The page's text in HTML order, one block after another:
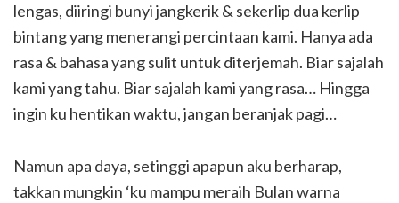
lengas, diiringi bunyi jangkerik & sekerlip dua kerlip
bintang yang menerangi percintaan kami. Hanya ada
rasa & bahasa yang sulit untuk diterjemah. Biar sajalah
kami yang tahu. Biar sajalah kami yang rasa… Hingga
ingin ku hentikan waktu, jangan beranjak pagi…
Namun apa daya, setinggi apapun aku berharap,
takkan mungkin ‘ku mampu meraih Bulan warna